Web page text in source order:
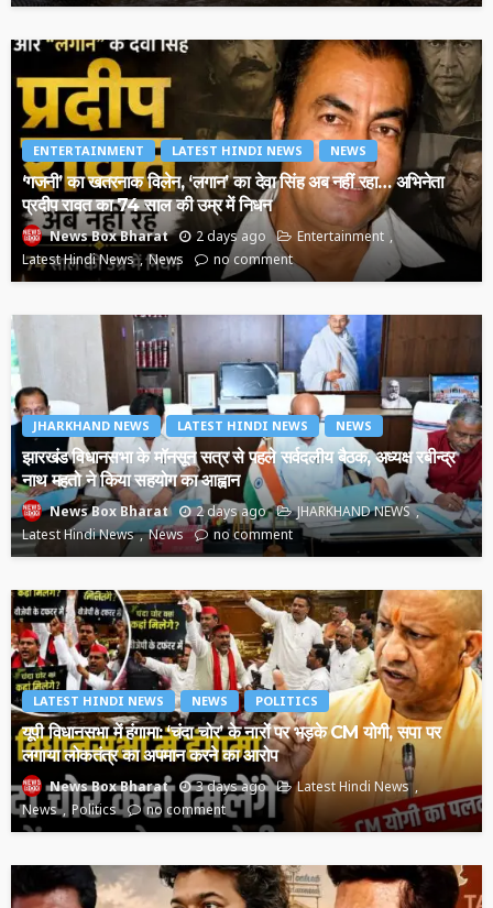
ENTERTAINMENT LATEST HINDI NEWS NEWS
‘गजनी’ का खतरनाक विलेन, ‘लगान’ का देवा सिंह अब नहीं रहा… अभिनेता
प्रदीप रावत का 74 साल की उम्र में निधन
News Box Bharat 2 days ago
Entertainment
Latest Hindi News
News no comment
JHARKHAND NEWS LATEST HINDI NEWS NEWS
झारखंड विधानसभा के मॉनसून सत्र से पहले सर्वदलीय बैठक, अध्यक्ष रबीन्द्र
नाथ महतो ने किया सहयोग का आह्वान
News Box Bharat 2 days ago
JHARKHAND NEWS
Latest Hindi News
News no comment
LATEST HINDI NEWS NEWS POLITICS
यूपी विधानसभा में हंगामा: ‘चंदा चोर’ के नारों पर भड़के CM योगी, सपा पर
लगाया लोकतंत्र का अपमान करने का आरोप
News Box Bharat 3 days ago
Latest Hindi News
News
Politics no comment